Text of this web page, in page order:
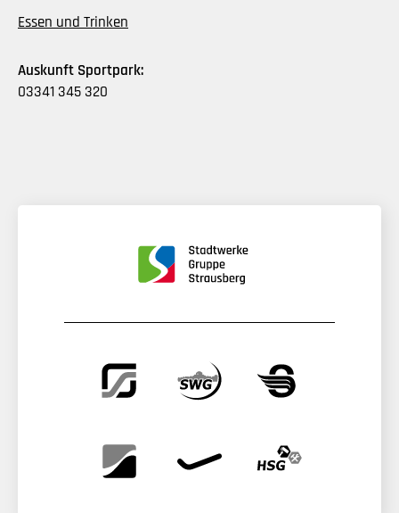
Essen und Trinken
Auskunft Sportpark:
03341 345 320